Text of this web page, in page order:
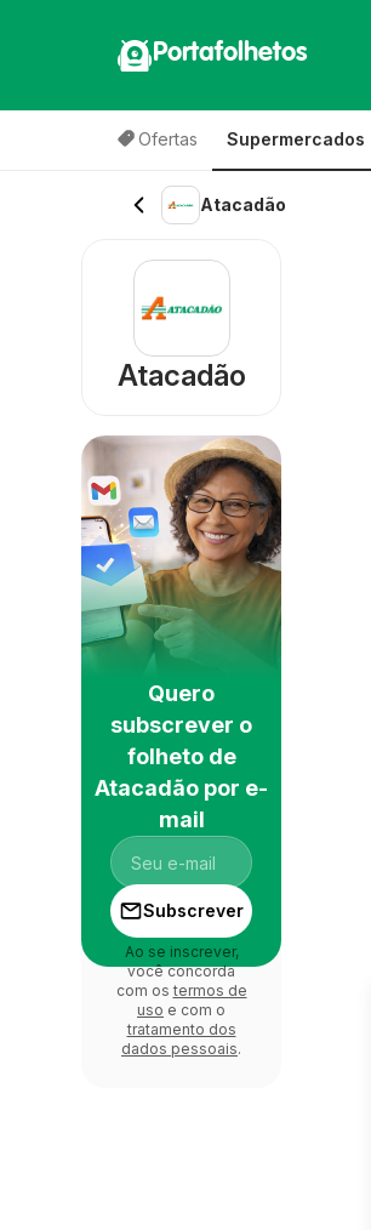
Portafolhetos
Ofertas Supermercados
Atacadão
Atacadão
Quero
subscrever o
folheto de
Atacadão por e-
mail
Subscrever
Ao se inscrever,
você concorda
com os termos de
uso e com o
tratamento dos
dados pessoais.